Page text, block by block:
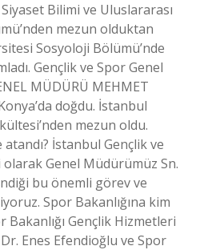
Bilimi ve Uluslararası
mezun olduktan
Sosyoloji Bölümü’nde
Gençlik ve Spor Genel
MÜDÜRÜ MEHMET
doğdu. İstanbul
mezun oldu.
İstanbul Gençlik ve
Genel Müdürümüz Sn.
bu önemli görev ve
Spor Bakanlığına kim
Bakanlığı Gençlik Hizmetleri
Enes Efendioğlu ve Spor